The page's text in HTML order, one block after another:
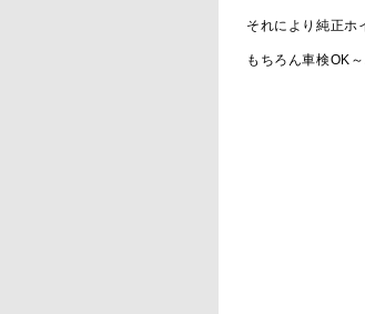
それにより純正ホ
もちろん車検OK～